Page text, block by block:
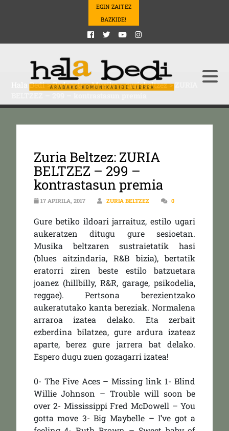
EGIN ZAITEZ
BAZKIDE!
Hala Bedi>Podcasts>Musika>zuriabeltzez>
Zuria Beltzez: ZURIA
BELTZEZ – 299 –
kontrastasun premia
17 APIRILA, 2017 ZURIA BELTZEZ 0
Gure betiko ildoari jarraituz, estilo ugari
aukeratzen ditugu gure sesioetan.
Musika beltzaren sustraietatik hasi
(blues aitzindaria, R&B bizia), bertatik
eratorri ziren beste estilo batzuetara
joanez (hillbilly, R&R, garage, psikodelia,
reggae). Pertsona berezientzako
aukeratutako kanta bereziak. Normalena
arraroa izatea delako. Eta zerbait
ezberdina bilatzea, gure ardura izateaz
aparte, berez gure jarrera bat delako.
Espero dugu zuen gozagarri izatea!
0- The Five Aces – Missing link 1- Blind
Willie Johnson – Trouble will soon be
over 2- Mississippi Fred McDowell – You
gotta move 3- Big Maybelle – I’ve got a